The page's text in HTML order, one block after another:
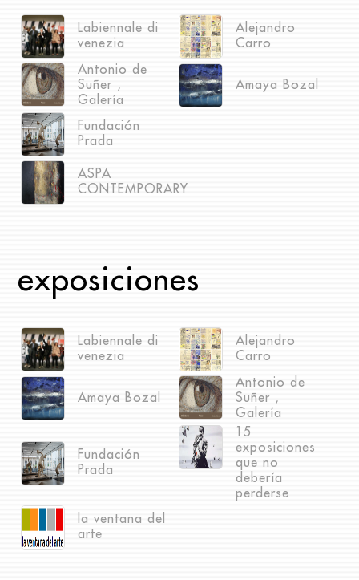
Labiennale di
venezia
Alejandro
Carro
Antonio de
Suñer ,
Galería
Amaya Bozal
Fundación
Prada
ASPA
CONTEMPORARY
exposiciones
Labiennale di
venezia
Alejandro
Carro
Amaya Bozal
Antonio de
Suñer ,
Galería
Fundación
Prada
15
exposiciones
que no
debería
perderse
la ventana del
arte